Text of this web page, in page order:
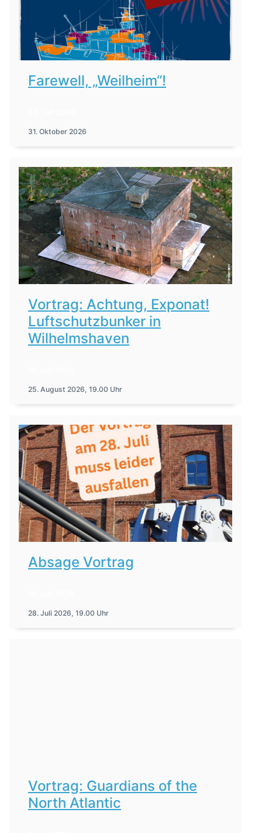
Farewell, „Weilheim“!
31. Oktober 2026
Vortrag: Achtung, Exponat!
Luftschutzbunker in
Wilhelmshaven
25. August 2026, 19.00 Uhr
Absage Vortrag
28. Juli 2026, 19.00 Uhr
Vortrag: Guardians of the
North Atlantic